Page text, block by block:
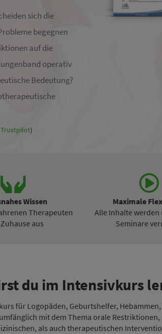
sich die
begegnen
auf die
operativ
Bedeutung?
Trustpilot)
Wissen
Therapeuten
aus
Maximale
Alle Inhalte
Seminare
du im Intensivkurs
für Logopäden, Geburtshelfer,
mit dem Thema orale
als auch therapeutischen